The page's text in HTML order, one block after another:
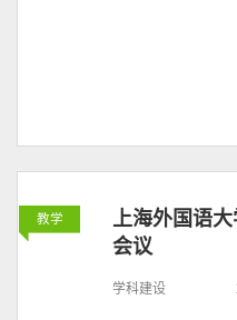
教学
上海外国语
会议
学科建设